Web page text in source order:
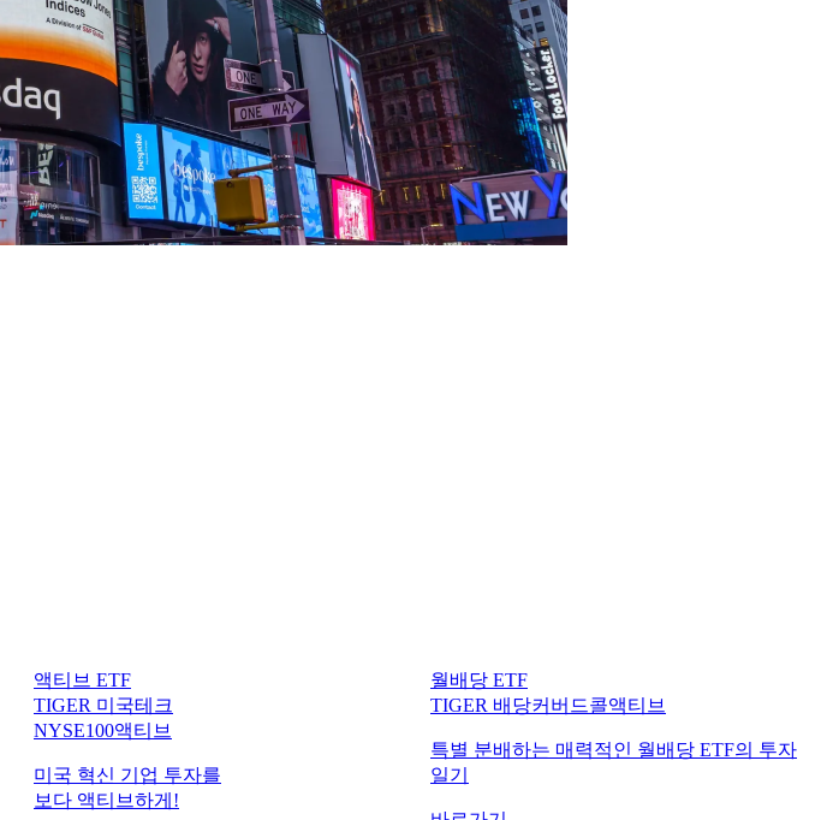
액티브 ETF
TIGER 미국테크
NYSE100액티브
미국 혁신 기업 투자를
보다 액티브하게!
월배당 ETF
TIGER 배당커버드콜액티브
특별 분배하는 매력적인 월배당 ETF의 투자
일기